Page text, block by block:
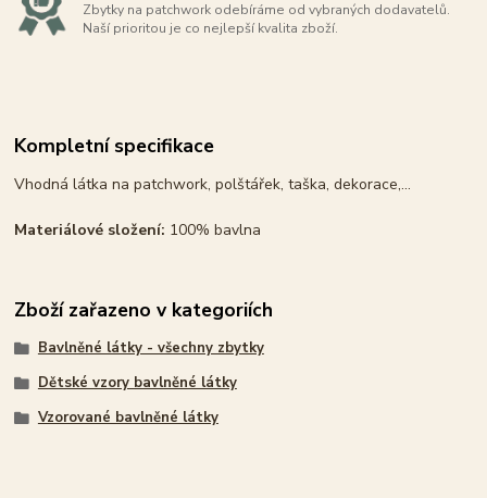
Zbytky na patchwork odebíráme od vybraných dodavatelů.
Naší prioritou je co nejlepší kvalita zboží.
Kompletní specifikace
Vhodná látka na patchwork, polštářek, taška, dekorace,...
Materiálové složení: 100% bavlna
Zboží zařazeno v kategoriích
Bavlněné látky - všechny zbytky
Dětské vzory bavlněné látky
Vzorované bavlněné látky